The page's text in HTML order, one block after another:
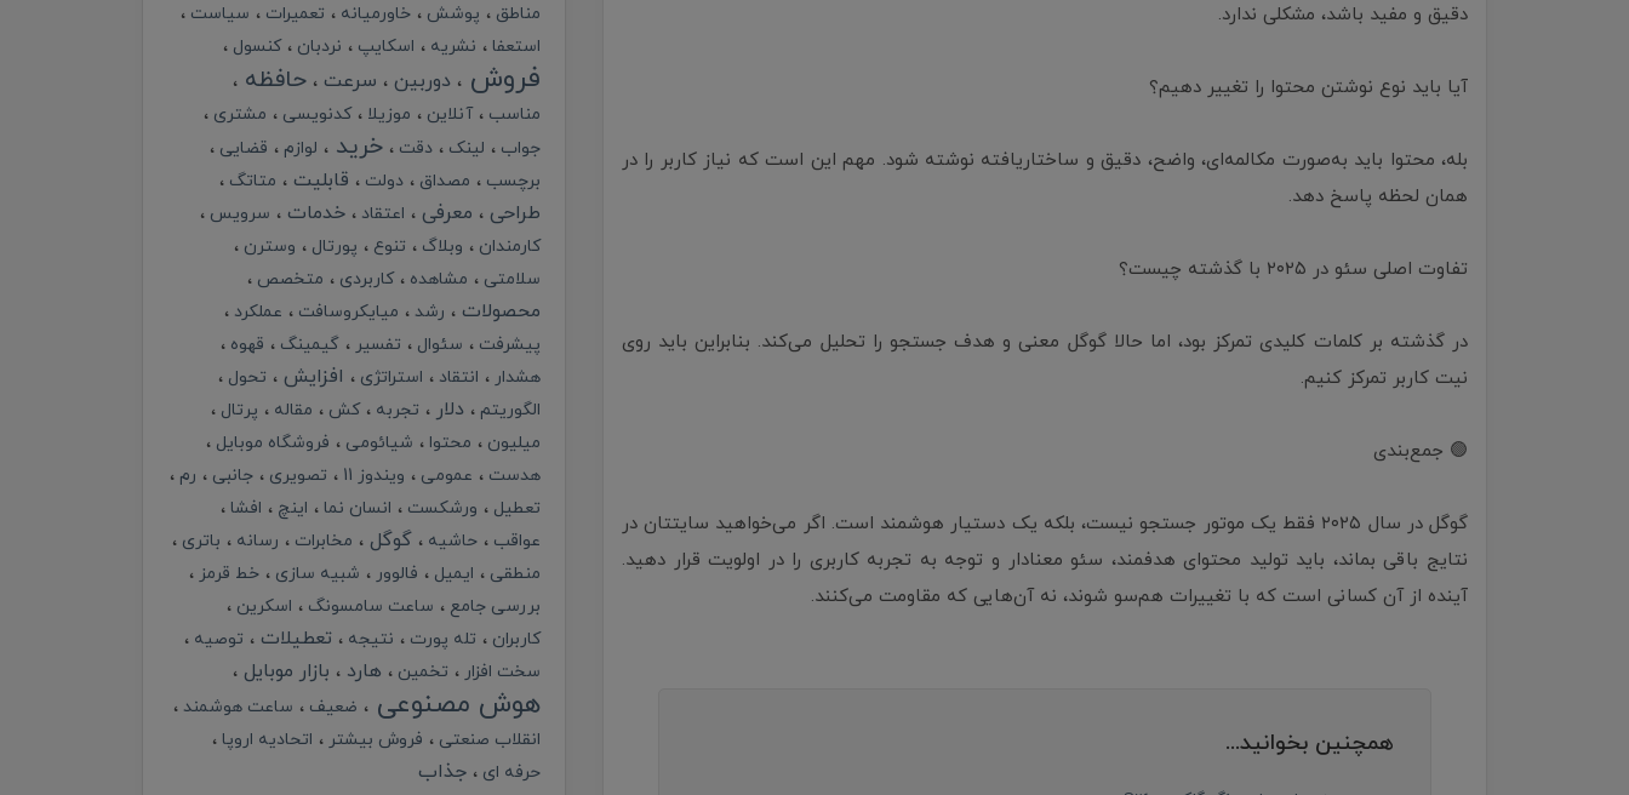
دقیق و مفید باشد، مشکلی ندارد.
آیا باید نوع نوشتن محتوا را تغییر دهیم؟
بله، محتوا باید به‌صورت مکالمه‌ای، واضح، دقیق و ساختاریافته نوشته شود. مهم این است که نیاز کاربر را در
همان لحظه پاسخ دهد.
تفاوت اصلی سئو در ۲۰۲۵ با گذشته چیست؟
در گذشته بر کلمات کلیدی تمرکز بود، اما حالا گوگل معنی و هدف جستجو را تحلیل می‌کند. بنابراین باید روی
نیت کاربر تمرکز کنیم.
🟢 جمع‌بندی
گوگل در سال ۲۰۲۵ فقط یک موتور جستجو نیست، بلکه یک دستیار هوشمند است. اگر می‌خواهید سایتتان در
نتایج باقی بماند، باید تولید محتوای هدفمند، سئو معنادار و توجه به تجربه کاربری را در اولویت قرار دهید.
آینده از آن کسانی است که با تغییرات هم‌سو شوند، نه آن‌هایی که مقاومت می‌کنند.
همچنین بخوانید...
مناطق
پوشش خاورمیانه تعمیرات
سیاست
استعفا
نشریه اسکایپ نردبان کنسول
فروش دوربین سرعت حافظه
مناسب آنلاین موزیلا کدنویسی
مشتری
جواب
لینک دقت خرید لوازم
قضایی
برچسب
مصداق دولت قابلیت متاتگ
طراحی معرفی اعتقاد خدمات
سرویس
کارمندان
وبلاگ تنوع پورتال
وسترن
سلامتی
مشاهده کاربردی متخصص
محصولات رشد میایکروسافت
عملکرد
پیشرفت
سئوال تفسیر گیمینگ
قهوه
هشدار
انتقاد استراتژی افزایش
تحول
الگوریتم
دلار تجربه کش مقاله
پرتال
میلیون
محتوا شیائومی
فروشگاه موبایل
هدست
عمومی ویندوز 11 تصویری جانبی
رم
تعطیل
ورشکست انسان نما اینچ
افشا
عواقب
حاشیه گوگل مخابرات رسانه
باتری
منطقی
ایمیل فالوور شبیه سازی
خط قرمز
بررسی جامع
ساعت سامسونگ
اسکرین
کاربران
تله پورت نتیجه تعطیلات
توصیه
سخت افزار
تخمین هارد بازار موبایل
هوش مصنوعی ضعیف
ساعت هوشمند
انقلاب صنعتی
فروش بیشتر
اتحادیه اروپا
حرفه ای
جذاب